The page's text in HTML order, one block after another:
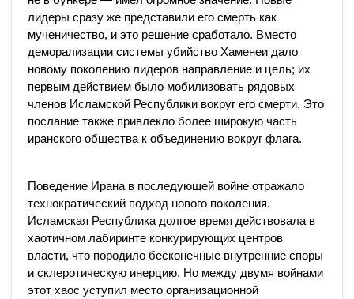
лидеры сразу же представили его смерть как
мученичество, и это решение сработало. Вместо
деморализации системы убийство Хаменеи дало
новому поколению лидеров направление и цель; их
первым действием было мобилизовать рядовых
членов Исламской Республики вокруг его смерти. Это
послание также привлекло более широкую часть
иранского общества к объединению вокруг флага.
Поведение Ирана в последующей войне отражало
технократический подход нового поколения.
Исламская Республика долгое время действовала в
хаотичном лабиринте конкурирующих центров
власти, что породило бесконечные внутренние споры
и склеротическую инерцию. Но между двумя войнами
этот хаос уступил место организационной